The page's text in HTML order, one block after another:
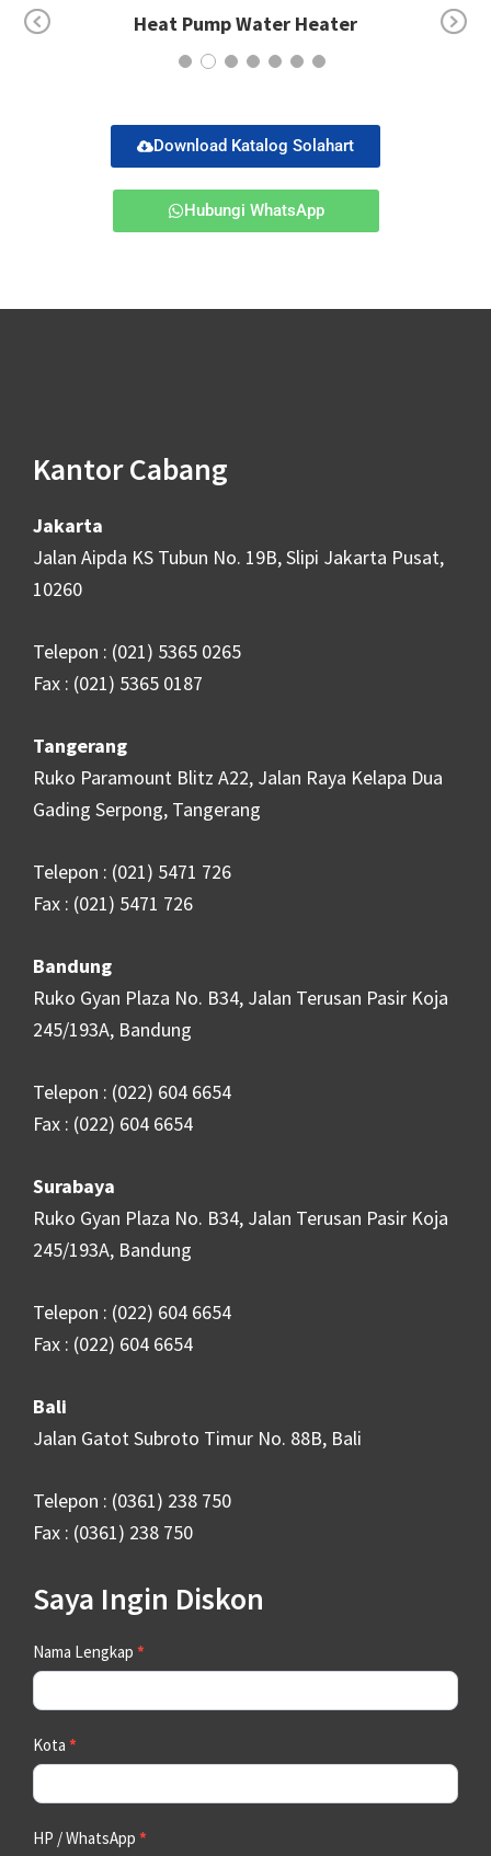
Electric Water Heater
Download Katalog Solahart
Hubungi WhatsApp
Kantor Cabang
Jakarta
Jalan Aipda KS Tubun No. 19B, Slipi Jakarta Pusat,
10260
Telepon : (021) 5365 0265
Fax : (021) 5365 0187
Tangerang
Ruko Paramount Blitz A22, Jalan Raya Kelapa Dua
Gading Serpong, Tangerang
Telepon : (021) 5471 726
Fax : (021) 5471 726
Bandung
Ruko Gyan Plaza No. B34, Jalan Terusan Pasir Koja
245/193A, Bandung
Telepon : (022) 604 6654
Fax : (022) 604 6654
Surabaya
Ruko Gyan Plaza No. B34, Jalan Terusan Pasir Koja
245/193A, Bandung
Telepon : (022) 604 6654
Fax : (022) 604 6654
Bali
Jalan Gatot Subroto Timur No. 88B, Bali
Telepon : (0361) 238 750
Fax : (0361) 238 750
Saya Ingin Diskon
Contact
Us
Nama Lengkap *
Kota *
HP / WhatsApp *